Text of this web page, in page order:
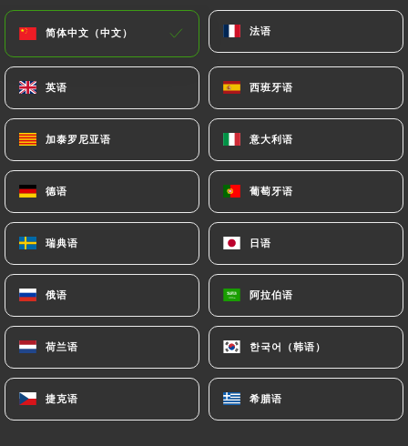
简体中文（中文） 法语
英语 西班牙语
加泰罗尼亚语 意大利语
德语 葡萄牙语
瑞典语 日语
俄语 阿拉伯语
荷兰语 한국어（韩语）
捷克语 希腊语
简体中文（中文） 法语
英语 西班牙语
加泰罗尼亚语 意大利语
德语 葡萄牙语
瑞典语 日语
俄语 阿拉伯语
荷兰语 한국어（韩语）
捷克语 希腊语